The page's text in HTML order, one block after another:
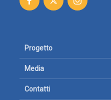
Progetto
Media
Contatti